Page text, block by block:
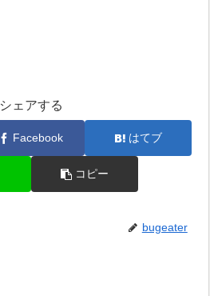
シェアする
Facebook はてブ
コピー
bugeater